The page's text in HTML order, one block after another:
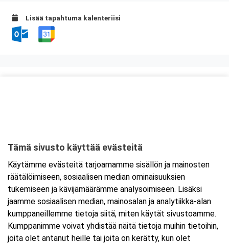
Lisää tapahtuma kalenteriisi
Tarkempi kartta ja ajo-ohjeet
Tämä sivusto käyttää evästeitä
Käytämme evästeitä tarjoamamme sisällön ja mainosten
räätälöimiseen, sosiaalisen median ominaisuuksien
tukemiseen ja kävijämäärämme analysoimiseen. Lisäksi
jaamme sosiaalisen median, mainosalan ja analytiikka-alan
kumppaneillemme tietoja siitä, miten käytät sivustoamme.
Kumppanimme voivat yhdistää näitä tietoja muihin tietoihin,
joita olet antanut heille tai joita on kerätty, kun olet